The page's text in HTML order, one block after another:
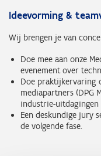
Ideevorming &
Wij brengen je van
Doe mee aan onze
evenement over
Doe praktijkervaring
mediapartners (DPG
industrie-uitdagingen
Een deskundige jury
de volgende fase.